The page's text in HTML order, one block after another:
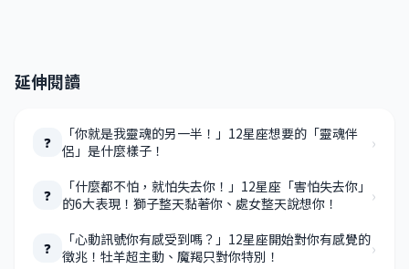
延伸閱讀
❓
「你就是我靈魂的另一半！」12星座想要的「靈魂伴
侶」是什麼樣子！
›
❓
「什麼都不怕，就怕失去你！」12星座「害怕失去你」
的6大表現！獅子整天黏著你、處女整天說想你！
›
❓
「心動訊號你有感受到嗎？」12星座開始對你有感覺的
徵兆！牡羊超主動、魔羯只對你特別！
›